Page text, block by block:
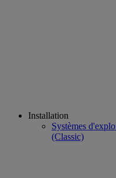
Installation
Systèmes
(Classic)